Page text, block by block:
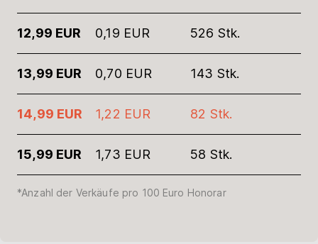
*Anzahl der Verkäufe pro 100 Euro Honorar
12,99 EUR 0,19 EUR 526 Stk.
13,99 EUR 0,70 EUR 143 Stk.
14,99 EUR 1,22 EUR 82 Stk.
15,99 EUR 1,73 EUR 58 Stk.